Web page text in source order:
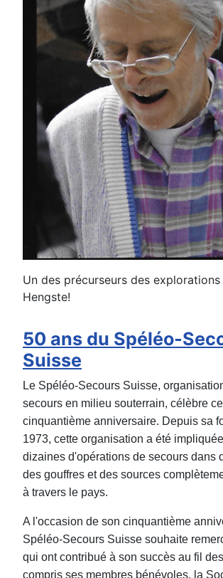
Un des précurseurs des
Hengste!
50 ans du Spéléo-
Suisse
Le Spéléo-Secours Suisse,
secours en milieu souterrain, célèbre
cinquantième anniversaire. Depuis sa
1973, cette organisation a été
dizaines d'opérations de secours dans
des gouffres et des sources
à travers le pays.
A l'occasion de son cinquantième
Spéléo-Secours Suisse souhaite
qui ont contribué à son succès au fil
compris ses membres bénévoles, la